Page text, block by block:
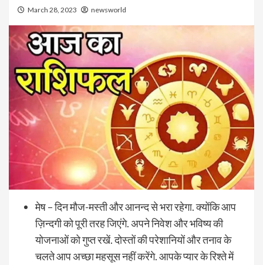
March 28, 2023 newsworld
मेष – दिन मौज-मस्ती और आनन्द से भरा रहेगा. क्योंकि आप
ज़िन्दगी को पूरी तरह जिएंगे. अपने निवेश और भविष्य की
योजनाओं को गुप्त रखें. दोस्तों की परेशानियों और तनाव के
चलते आप अच्छा महसूस नहीं करेंगे. आपके प्यार के रिश्ते में